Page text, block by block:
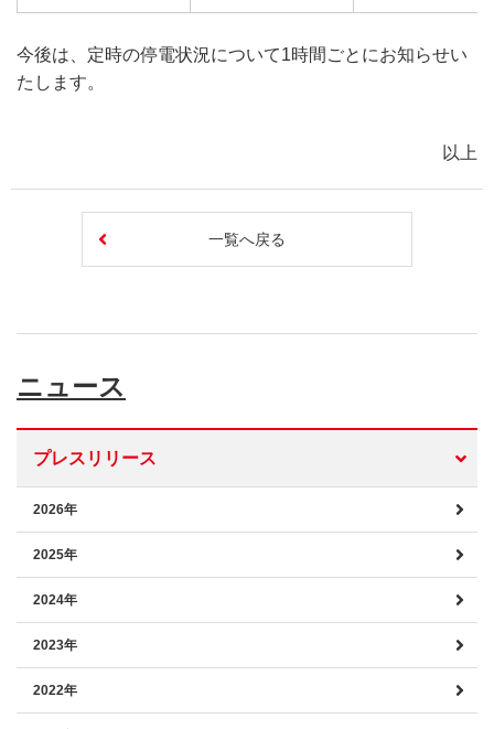
今後は、定時の停電状況について1時間ごとにお知らせい
たします。
以上
一覧へ戻る
ニュース
プレスリリース
2026年
2025年
2024年
2023年
2022年